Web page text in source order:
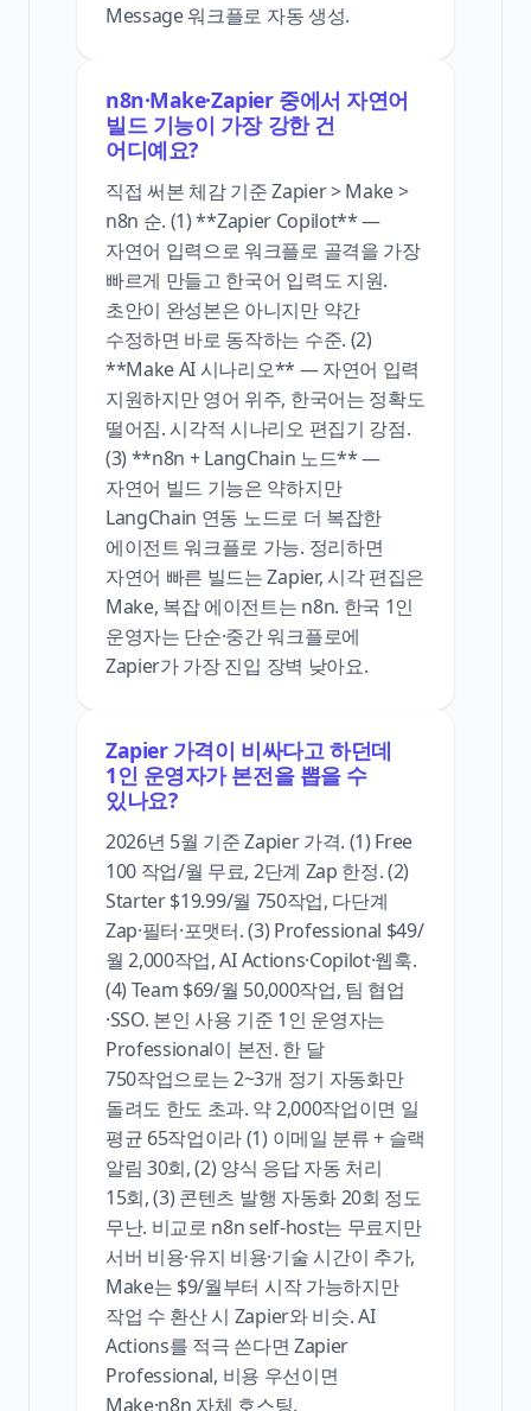
Message 워크플로 자동 생성.
n8n·Make·Zapier 중에서 자연어
빌드 기능이 가장 강한 건
어디예요?
직접 써본 체감 기준 Zapier > Make >
n8n 순. (1) **Zapier Copilot** —
자연어 입력으로 워크플로 골격을 가장
빠르게 만들고 한국어 입력도 지원.
초안이 완성본은 아니지만 약간
수정하면 바로 동작하는 수준. (2)
**Make AI 시나리오** — 자연어 입력
지원하지만 영어 위주, 한국어는 정확도
떨어짐. 시각적 시나리오 편집기 강점.
(3) **n8n + LangChain 노드** —
자연어 빌드 기능은 약하지만
LangChain 연동 노드로 더 복잡한
에이전트 워크플로 가능. 정리하면
자연어 빠른 빌드는 Zapier, 시각 편집은
Make, 복잡 에이전트는 n8n. 한국 1인
운영자는 단순·중간 워크플로에
Zapier가 가장 진입 장벽 낮아요.
Zapier 가격이 비싸다고 하던데
1인 운영자가 본전을 뽑을 수
있나요?
2026년 5월 기준 Zapier 가격. (1) Free
100 작업/월 무료, 2단계 Zap 한정. (2)
Starter $19.99/월 750작업, 다단계
Zap·필터·포맷터. (3) Professional $49/
월 2,000작업, AI Actions·Copilot·웹훅.
(4) Team $69/월 50,000작업, 팀 협업
·SSO. 본인 사용 기준 1인 운영자는
Professional이 본전. 한 달
750작업으로는 2~3개 정기 자동화만
돌려도 한도 초과. 약 2,000작업이면 일
평균 65작업이라 (1) 이메일 분류 + 슬랙
알림 30회, (2) 양식 응답 자동 처리
15회, (3) 콘텐츠 발행 자동화 20회 정도
무난. 비교로 n8n self-host는 무료지만
서버 비용·유지 비용·기술 시간이 추가,
Make는 $9/월부터 시작 가능하지만
작업 수 환산 시 Zapier와 비슷. AI
Actions를 적극 쓴다면 Zapier
Professional, 비용 우선이면
Make·n8n 자체 호스팅.